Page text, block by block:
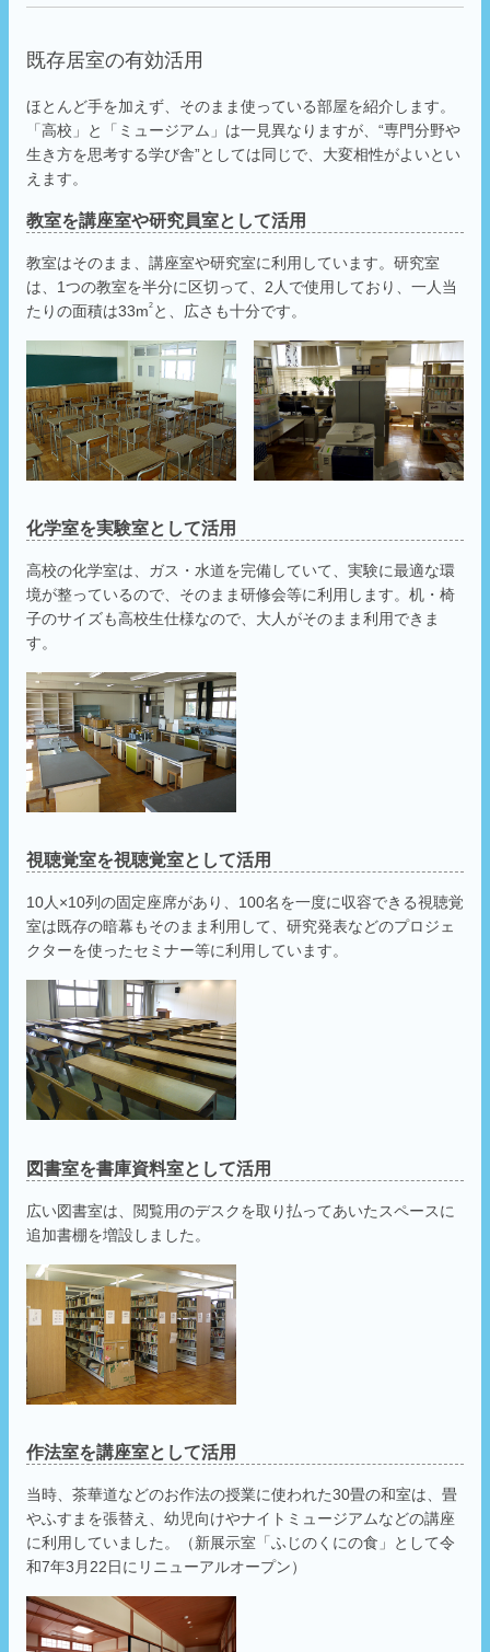
既存居室の有効活用
ほとんど手を加えず、そのまま使っている部屋を紹介します。
「高校」と「ミュージアム」は一見異なりますが、“専門分野や
生き方を思考する学び舎”としては同じで、大変相性がよいとい
えます。
教室を講座室や研究員室として活用
教室はそのまま、講座室や研究室に利用しています。研究室
は、1つの教室を半分に区切って、2人で使用しており、一人当
たりの面積は33m2 と、広さも十分です。
化学室を実験室として活用
高校の化学室は、ガス・水道を完備していて、実験に最適な環
境が整っているので、そのまま研修会等に利用します。机・椅
子のサイズも高校生仕様なので、大人がそのまま利用できま
す。
視聴覚室を視聴覚室として活用
10人×10列の固定座席があり、100名を一度に収容できる視聴覚
室は既存の暗幕もそのまま利用して、研究発表などのプロジェ
クターを使ったセミナー等に利用しています。
図書室を書庫資料室として活用
広い図書室は、閲覧用のデスクを取り払ってあいたスペースに
追加書棚を増設しました。
作法室を講座室として活用
当時、茶華道などのお作法の授業に使われた30畳の和室は、畳
やふすまを張替え、幼児向けやナイトミュージアムなどの講座
に利用していました。（新展示室「ふじのくにの食」として令
和7年3月22日にリニューアルオープン）